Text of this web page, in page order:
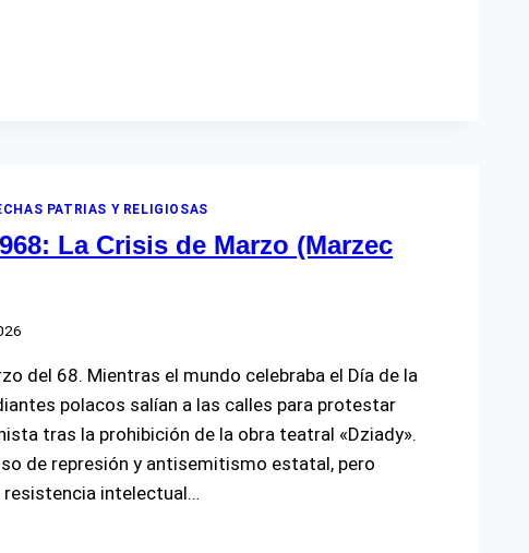
PATRIAS Y RELIGIOSAS
La Crisis de Marzo (Marzec
del 68. Mientras el mundo celebraba el Día de la
polacos salían a las calles para protestar
tras la prohibición de la obra teatral «Dziady».
de represión y antisemitismo estatal, pero
resistencia intelectual…